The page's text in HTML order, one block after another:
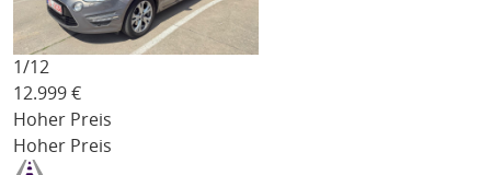
1/12
12.999 €
Hoher Preis
Hoher Preis